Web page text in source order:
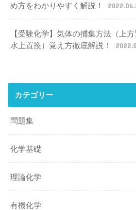
め方をわかりやすく解説！
【受験化学】気体の捕集方法（上
水上置換）覚え方徹底解説！
カテゴリー
問題集
化学基礎
理論化学
有機化学